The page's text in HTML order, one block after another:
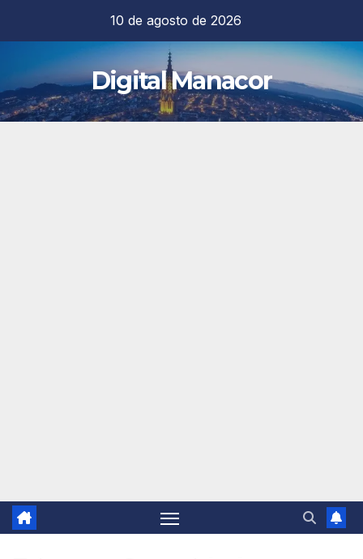
contenido
10 de agosto de 2026
Digital Manacor